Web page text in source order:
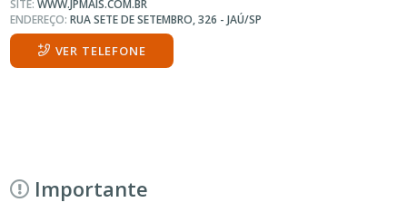
SITE:WWW.JPMAIS.COM.BR
ENDEREÇO:RUA SETE DE SETEMBRO, 326 - JAÚ/SP
VER TELEFONE
Importante